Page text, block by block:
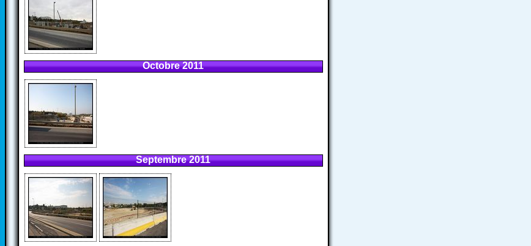
Octobre 2011
Septembre 2011